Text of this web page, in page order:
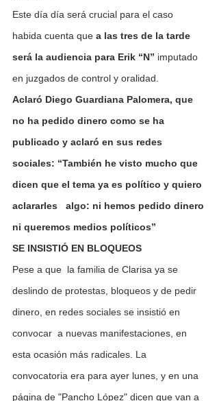
Este día día será crucial para el caso
habida cuenta que a las tres de la tarde
será la audiencia para Erik “N” imputado
en juzgados de control y oralidad.
Aclaró Diego Guardiana Palomera, que
no ha pedido dinero como se ha
publicado y aclaró en sus redes
sociales: “También he visto mucho que
dicen que el tema ya es político y quiero
aclararles   algo: ni hemos pedido dinero
ni queremos medios políticos”
SE INSISTIÓ EN BLOQUEOS
Pese a que  la familia de Clarisa ya se
deslindo de protestas, bloqueos y de pedir
dinero, en redes sociales se insistió en
convocar  a nuevas manifestaciones, en
esta ocasión más radicales. La
convocatoria era para ayer lunes, y en una
página de "Pancho López" dicen que van a